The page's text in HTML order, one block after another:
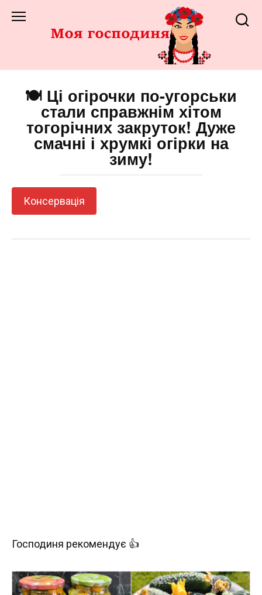
до
🍽️ Ці огірочки по-угорськи
стали справжнім хітом
тогорічних закруток! Дуже
смачні і хрумкі огірки на
зиму!
Консервація
Господиня рекомендує 👍